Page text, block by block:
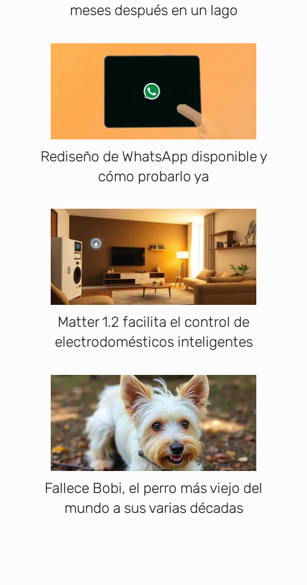
meses después en un lago
Rediseño de WhatsApp disponible y
cómo probarlo ya
Matter 1.2 facilita el control de
electrodomésticos inteligentes
Fallece Bobi, el perro más viejo del
mundo a sus varias décadas